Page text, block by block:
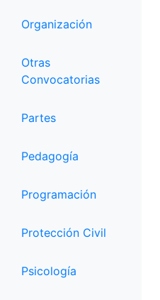
Organización
Otras
Convocatorias
Partes
Pedagogía
Programación
Protección Civil
Psicología